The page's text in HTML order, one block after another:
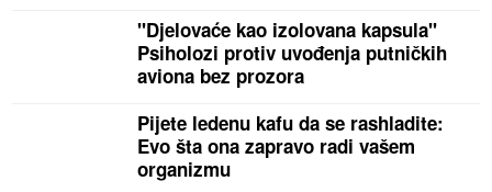
"Djelovaće kao izolovana kapsula"
Psiholozi protiv uvođenja putničkih
aviona bez prozora
Pijete ledenu kafu da se rashladite:
Evo šta ona zapravo radi vašem
organizmu